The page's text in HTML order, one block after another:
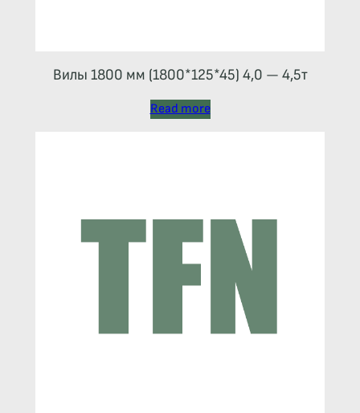
Вилы 1800 мм (1800*125*45) 4,0 — 4,5т
Read more